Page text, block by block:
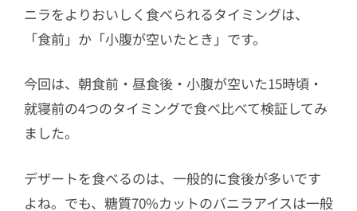
ニラをよりおいしく食べられるタイミングは、
「食前」か「小腹が空いたとき」です。
今回は、朝食前・昼食後・小腹が空いた15時頃・
就寝前の4つのタイミングで食べ比べて検証してみ
ました。
デザートを食べるのは、一般的に食後が多いです
よね。でも、糖質70%カットのバニラアイスは一般